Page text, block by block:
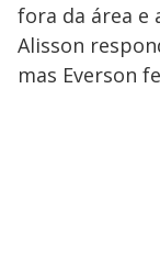
fora da área e
Alisson
mas Everson